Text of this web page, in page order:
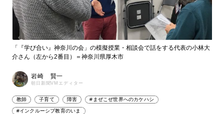
「『学び合い』神奈川の会」の模擬授業・相談会で話をする代表の小林大
介さん（左から2番目）＝神奈川県厚木市
岩崎 賢一
朝日新聞VMエディター
教師 子育て 障害 #まぜこぜ世界へのカケハシ
#インクルーシブ教育のいま